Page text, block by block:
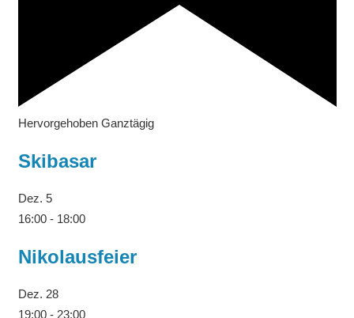
Hervorgehoben Ganztägig
Skibasar
Dez. 5
16:00- 18:00
Nikolausfeier
Dez. 28
19:00- 23:00